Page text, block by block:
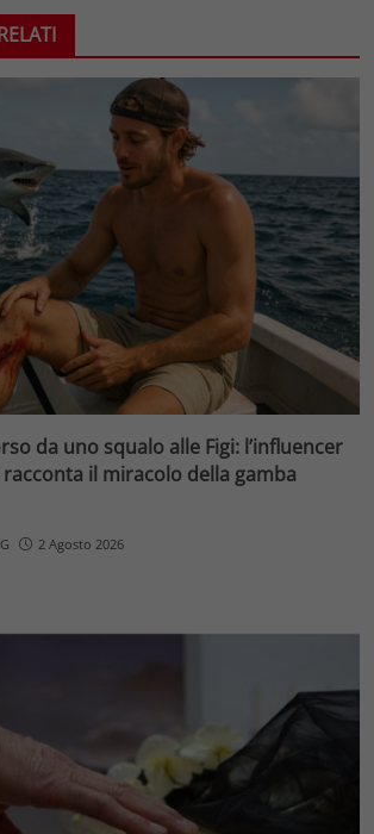
da uno squalo alle Figi: l’influencer
il miracolo della gamba
2 Agosto 2026